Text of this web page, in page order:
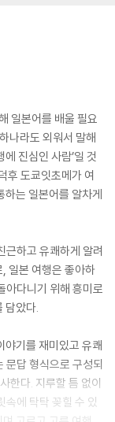
일본어를 배울 필요
나라도 외워서 말해
진심인 사람’일 것
후 도쿄잇초메가 여
하는 일본어를 알차게
근하고 유쾌하게 알려
일본 여행은 좋아하
아다니기 위해 흥미로
담았다.
야기를 재미있고 유쾌
문답 형식으로 구성되
한다. 지루할 틈 없이
속에 탁탁 꽂힐 수 있